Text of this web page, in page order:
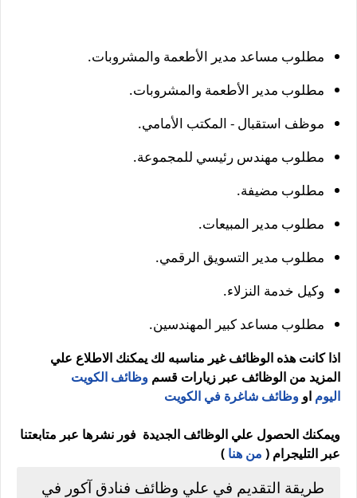
مطلوب مساعد مدير الأطعمة والمشروبات.
مطلوب مدير الأطعمة والمشروبات.
موظف استقبال - المكتب الأمامي.
مطلوب مهندس رئيسي للمجموعة.
مطلوب مضيفة.
مطلوب مدير المبيعات.
مطلوب مدير التسويق الرقمي.
وكيل خدمة النزلاء.
مطلوب مساعد كبير المهندسين.
اذا كانت هذه الوظائف غير مناسبه لك يمكنك الاطلاع علي
المزيد من الوظائف عبر زيارات قسم وظائف الكويت
اليوم او وظائف شاغرة في الكويت
ويمكنك الحصول علي الوظائف الجديدة فور نشرها عبر متابعتنا
عبر التليجرام ( من هنا )
طريقة التقديم في علي وظائف فنادق آكور في